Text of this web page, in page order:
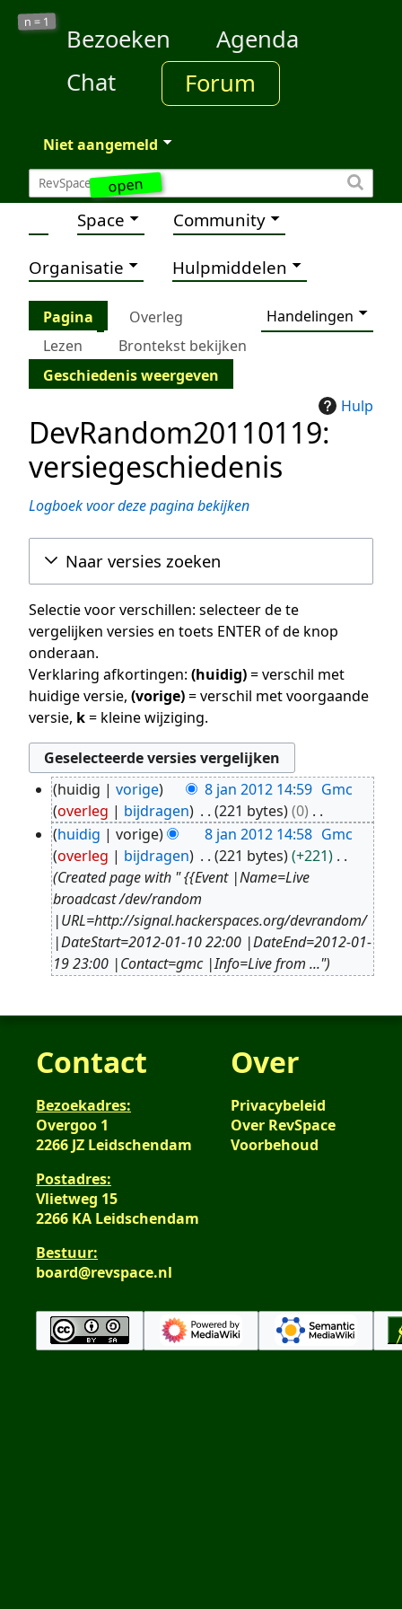
open
n = 1
Bezoeken
Agenda
Chat
Forum
Niet aangemeld
Space Community
Organisatie Hulpmiddelen
Pagina Overleg
Handelingen
Lezen
Brontekst bekijken
Geschiedenis weergeven
Hulp
DevRandom20110119:
versiegeschiedenis
Logboek voor deze pagina bekijken
Naar versies zoeken
Selectie voor verschillen: selecteer de te
vergelijken versies en toets ENTER of de knop
onderaan.
Verklaring afkortingen: (huidig)= verschil met
huidige versie, (vorige)= verschil met voorgaande
versie, k= kleine wijziging.
8
jan
2012
huidig vorige 8 jan 2012 14:59 Gmc
overleg
bijdragen 221 bytes
0
G
e
e
n
b
e
w
e
n
s
s
a
m
e
n
a
t
i
n
huidig vorige 8 jan 2012 14:58 Gmc
overleg
bijdragen 221 bytes
+221
Created page with " {{Event |Name=Live
broadcast /dev/random
|URL=http://signal.hackerspaces.org/devrandom/
|DateStart=2012-01-10 22:00 |DateEnd=2012-01-
19 23:00 |Contact=gmc |Info=Live from ..."
Contact
Bezoekadres:
Overgoo 1
2266 JZ Leidschendam
Postadres:
Vlietweg 15
2266 KA Leidschendam
Bestuur:
board@revspace.nl
Over
Privacybeleid
Over RevSpace
Voorbehoud